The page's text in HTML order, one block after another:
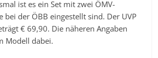
ist es ein Set mit zwei ÖMV-
bei der ÖBB eingestellt sind. Der UVP
€ 69,90. Die näheren Angaben
Modell dabei.